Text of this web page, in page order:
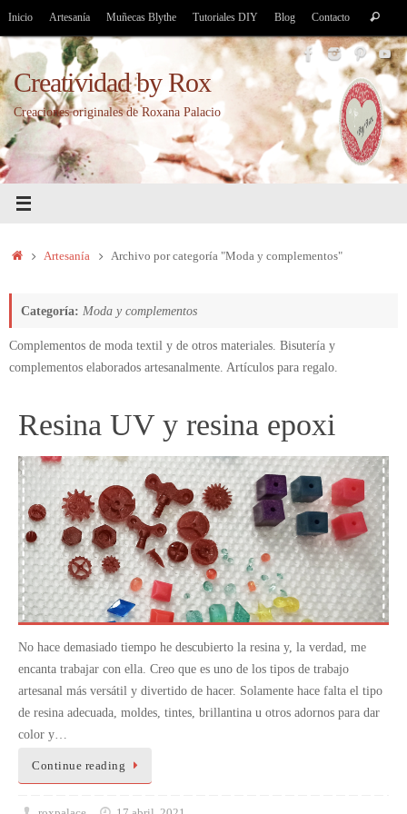
Saltar
contenido
Inicio Artesanía Muñecas Blythe Tutoriales DIY Blog Contacto Buscar
Creatividad by Rox
Creaciones originales de Roxana Palacio
InicioArtesanía Archivo por categoría "Moda y complementos"
Categoría: Moda y complementos
Complementos de moda textil y de otros materiales. Bisutería y
complementos elaborados artesanalmente. Artículos para regalo.
Resina UV y resina epoxi
No hace demasiado tiempo he descubierto la resina y, la verdad, me
encanta trabajar con ella. Creo que es uno de los tipos de trabajo
artesanal más versátil y divertido de hacer. Solamente hace falta el tipo
de resina adecuada, moldes, tintes, brillantina u otros adornos para dar
color y…
Continue reading